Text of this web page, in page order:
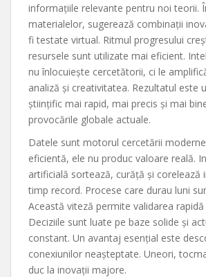
informațiile relevante pentru noi teorii.
materialelor, sugerează combinații
fi testate virtual. Ritmul progresului
resursele sunt utilizate mai eficient.
nu înlocuiește cercetătorii, ci le
analiză și creativitatea. Rezultatul este
științific mai rapid, mai precis și mai
provocările globale actuale.
Datele sunt motorul cercetării
eficientă, ele nu produc valoare reală.
artificială sortează, curăță și corelează
timp record. Procese care durau luni
Această viteză permite validarea
Deciziile sunt luate pe baze solide și
constant. Un avantaj esențial este
conexiunilor neașteptate. Uneori,
duc la inovații majore.